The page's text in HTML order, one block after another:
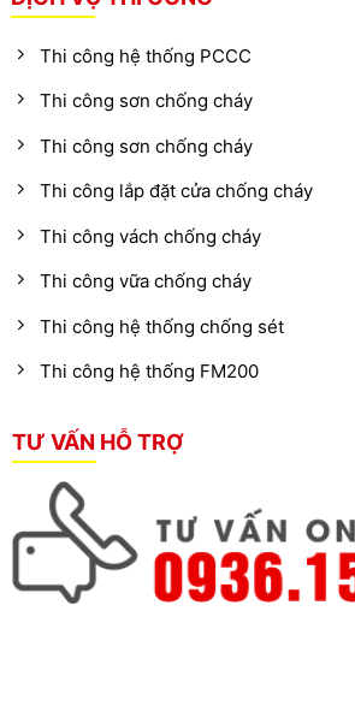
Thi công hệ thống PCCC
Thi công sơn chống cháy
Thi công sơn chống cháy
Thi công lắp đặt cửa chống cháy
Thi công vách chống cháy
Thi công vữa chống cháy
Thi công hệ thống chống sét
Thi công hệ thống FM200
TƯ VẤN HỖ TRỢ